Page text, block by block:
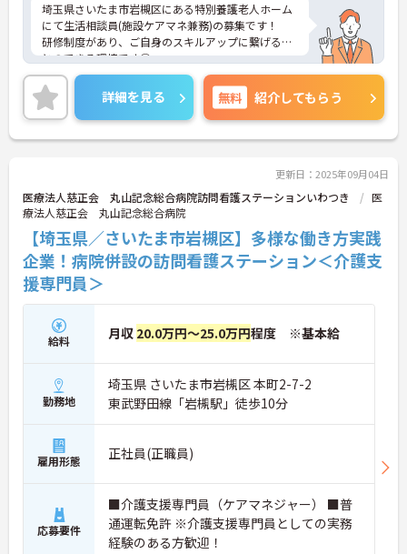
埼玉県さいたま市岩槻区にある特別養護老人ホーム
にて生活相談員(施設ケアマネ兼務)の募集です！
研修制度があり、ご自身のスキルアップに繋げるこ
とのできる環境です◎
住宅手当や通勤手当、退職金など各種手当も充実し
ておりますので、安心してご就業頂けます。
ご興味のある方には、面接対策ポイントなど、さら
に詳細をお話しいたしますのでお気軽にご相談くだ
さい！
詳細を見る 無料 紹介してもらう
更新日：2025年09月04日
医療法人慈正会 丸山記念総合病院訪問看護ステーションいわつき
医
療法人慈正会 丸山記念総合病院
【埼玉県／さいたま市岩槻区】多様な働き方実践
企業！病院併設の訪問看護ステーション＜介護支
援専門員＞
給料 月収 20.0万円～25.0万円程度 ※基本給
勤務地
埼玉県 さいたま市岩槻区 本町2-7-2
東武野田線「岩槻駅」徒歩10分
雇用形態 正社員(正職員)
応募要件
■介護支援専門員（ケアマネジャー） ■普
通運転免許 ※介護支援専門員としての実務
経験のある方歓迎！